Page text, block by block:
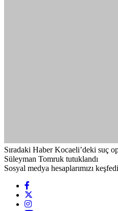
Sıradaki Haber Kocaeli’deki suç
Süleyman Tomruk tutuklandı
Sosyal medya hesaplarımızı